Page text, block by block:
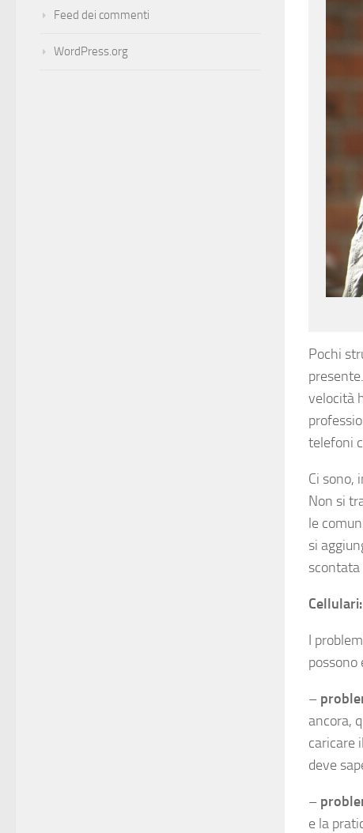
Pochi
velocità
telefoni
Ci sono,
Non si
le
si
scontata
I
possono
–
ancora,
caricare
deve
–
e la
Feed dei commenti
WordPress.org